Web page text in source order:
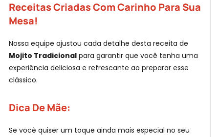
Receitas Criadas Com Carinho Para Sua
Mesa!
Nossa equipe ajustou cada detalhe desta receita de
Mojito Tradicional para garantir que você tenha uma
experiência deliciosa e refrescante ao preparar esse
clássico.
Dica De Mãe:
Se você quiser um toque ainda mais especial no seu